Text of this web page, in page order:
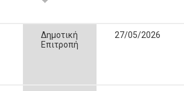
Δημοτική
Επιτροπή
27/05/2026